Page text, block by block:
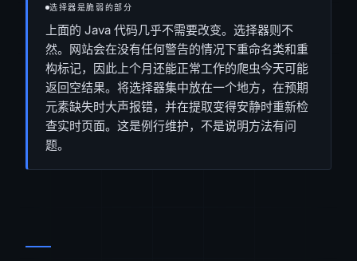
选择器是脆弱的部分
上面的 Java 代码几乎不需要改变。选择器则不
然。网站会在没有任何警告的情况下重命名类和重
构标记，因此上个月还能正常工作的爬虫今天可能
返回空结果。将选择器集中放在一个地方，在预期
元素缺失时大声报错，并在提取变得安静时重新检
查实时页面。这是例行维护，不是说明方法有问
题。